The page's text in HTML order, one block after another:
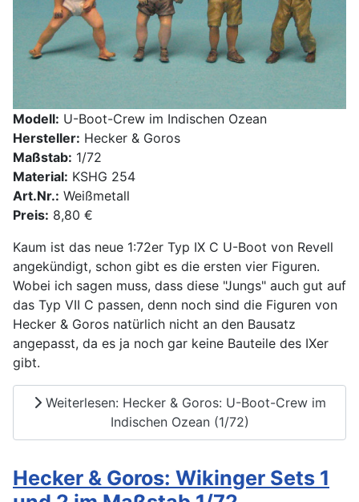
Modell: U-Boot-Crew im Indischen Ozean
Hersteller: Hecker & Goros
Maßstab: 1/72
Material: KSHG 254
Art.Nr.: Weißmetall
Preis: 8,80 €
Kaum ist das neue 1:72er Typ IX C U-Boot von Revell
angekündigt, schon gibt es die ersten vier Figuren.
Wobei ich sagen muss, dass diese "Jungs" auch gut auf
das Typ VII C passen, denn noch sind die Figuren von
Hecker & Goros natürlich nicht an den Bausatz
angepasst, da es ja noch gar keine Bauteile des IXer
gibt.
Weiterlesen: Hecker & Goros: U-Boot-Crew im
Indischen Ozean (1/72)
Hecker & Goros: Wikinger Sets 1